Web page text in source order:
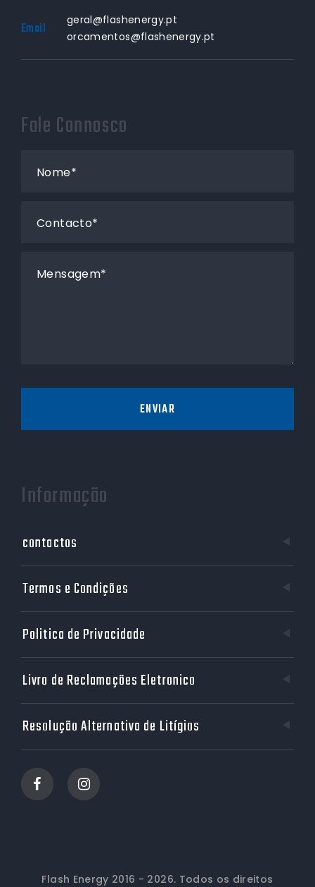
Email
geral@flashenergy.pt
orcamentos@flashenergy.pt
Fale Connosco
Nome*
Contacto*
Mensagem*
ENVIAR
Informação
contactos
Termos e Condições
Politica de Privacidade
Livro de Reclamações Eletronico
Resolução Alternativa de Litígios
Flash Energy 2016 - 2026. Todos os direitos